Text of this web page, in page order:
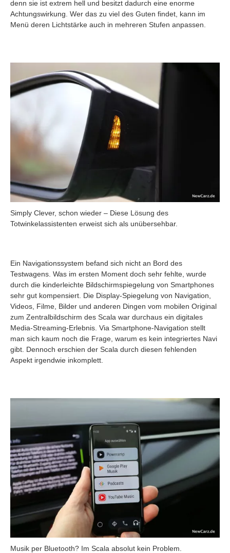
denn sie ist extrem hell und besitzt dadurch eine enorme
Achtungswirkung. Wer das zu viel des Guten findet, kann im
Menü deren Lichtstärke auch in mehreren Stufen anpassen.
Simply Clever, schon wieder – Diese Lösung des
Totwinkelassistenten erweist sich als unübersehbar.
Ein Navigationssystem befand sich nicht an Bord des
Testwagens. Was im ersten Moment doch sehr fehlte, wurde
durch die kinderleichte Bildschirmspiegelung von Smartphones
sehr gut kompensiert. Die Display-Spiegelung von Navigation,
Videos, Filme, Bilder und anderen Dingen vom mobilen Original
zum Zentralbildschirm des Scala war durchaus ein digitales
Media-Streaming-Erlebnis. Via Smartphone-Navigation stellt
man sich kaum noch die Frage, warum es kein integriertes Navi
gibt. Dennoch erschien der Scala durch diesen fehlenden
Aspekt irgendwie inkomplett.
Musik per Bluetooth? Im Scala absolut kein Problem.